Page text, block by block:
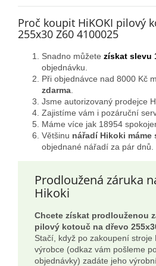
Proč koupit HiKOKI pilový
255x30 Z60 4100025
Snadno můžete získat slevu
objednávku.
Při objednávce nad 8000 Kč
zdarma
Jsme autorizovaný prodejce
Zajistíme vám i pozáruční
Máme více jak 18954
Většinu nářadí Hikoki máme
objednané nářadí za pár dnů.
Prodloužená záruka
Hikoki
Chcete získat prodlouženou
pilový kotouč na dřevo
Stačí, když po zakoupení stroje
výrobce (odkaz vám pošleme
objednávky) zadáte jeho